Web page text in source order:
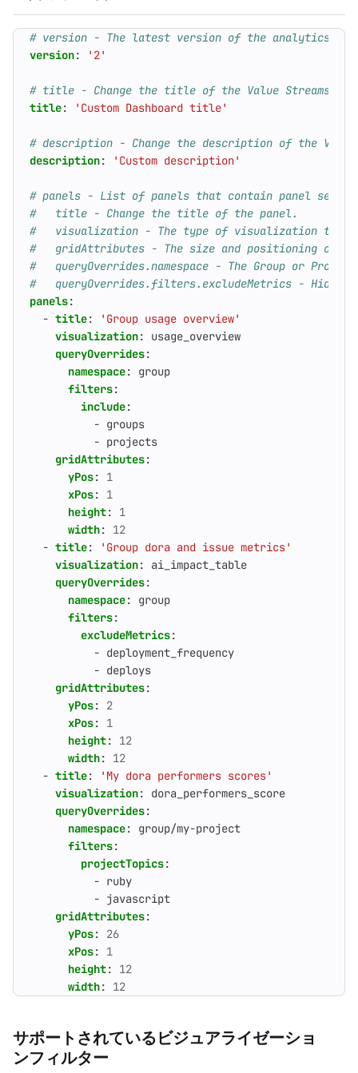
# version - The latest version of the analytics
version: '2'
# title - Change the title of the Value Streams
title: 'Custom Dashboard title'
# description - Change the description of the Value
description: 'Custom description'
# panels - List of panels that contain panel
#   title - Change the title of the panel.
#   visualization - The type of visualization to be
#   gridAttributes - The size and positioning of
#   queryOverrides.namespace - The Group or
#   queryOverrides.filters.excludeMetrics - Hide
panels:
- title:
'Group usage overview'
visualization:
usage_overview
queryOverrides:
namespace:
group
filters:
include:
- groups
- projects
gridAttributes:
yPos:
1
xPos:
1
height:
1
width:
12
- title:
'Group dora and issue metrics'
visualization:
ai_impact_table
queryOverrides:
namespace:
group
filters:
excludeMetrics:
- deployment_frequency
- deploys
gridAttributes:
yPos:
2
xPos:
1
height:
12
width:
12
- title:
'My dora performers scores'
visualization:
dora_performers_score
queryOverrides:
namespace:
group/my-project
filters:
projectTopics:
- ruby
- javascript
gridAttributes:
yPos:
26
xPos:
1
height:
12
width: 12
サポートされているビジュアライゼーショ
ンフィルター